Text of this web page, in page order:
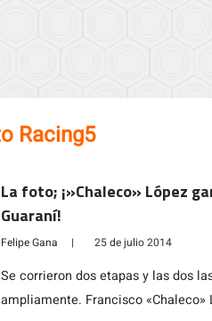
Racing5
La foto; ¡»Chaleco» López
Guaraní!
Felipe Gana | 25 de julio 2014
Se corrieron dos etapas y las dos
ampliamente. Francisco «Chaleco»